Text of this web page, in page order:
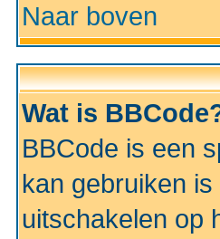
Naar boven
Wat is
BBCode is een
kan gebruiken
uitschakelen op